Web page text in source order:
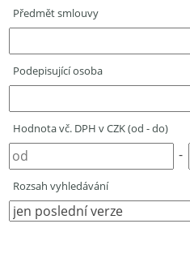
Předmět smlouvy
Podepisující osoba
Hodnota vč. DPH v CZK (od - do)
-
Rozsah vyhledávání